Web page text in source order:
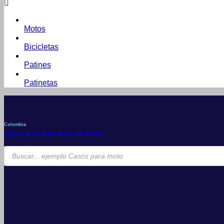
Motos
Bicicletas
Patines
Patinetas
Colombia
Conoce por qué debes vender con Mercleta
Búsqueda
productos